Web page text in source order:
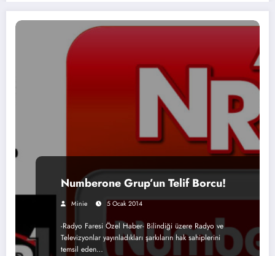
Numberone Grup’un Telif Borcu!
Minie 5 Ocak 2014
-Radyo Faresi Özel Haber- Bilindiği üzere Radyo ve
Televizyonlar yayınladıkları şarkıların hak sahiplerini
temsil eden…